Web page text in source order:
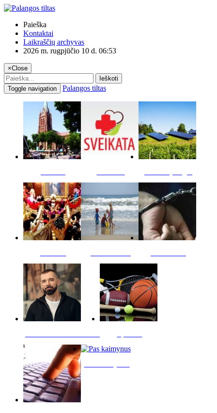
Paieška
Kontaktai
Laikraščių archyvas
2026 m. rugpjūčio 10 d. 06:53
×Close
Ieškoti
Toggle navigation
Palangos tiltas